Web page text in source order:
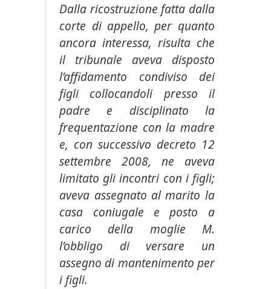
Dalla ricostruzione fatta dalla
corte di appello, per quanto
ancora interessa, risulta che
il tribunale aveva disposto
l’affidamento condiviso dei
figli collocandoli presso il
padre e disciplinato la
frequentazione con la madre
e, con successivo decreto 12
settembre 2008, ne aveva
limitato gli incontri con i figli;
aveva assegnato al marito la
casa coniugale e posto a
carico della moglie M.
l’obbligo di versare un
assegno di mantenimento per
i figli.